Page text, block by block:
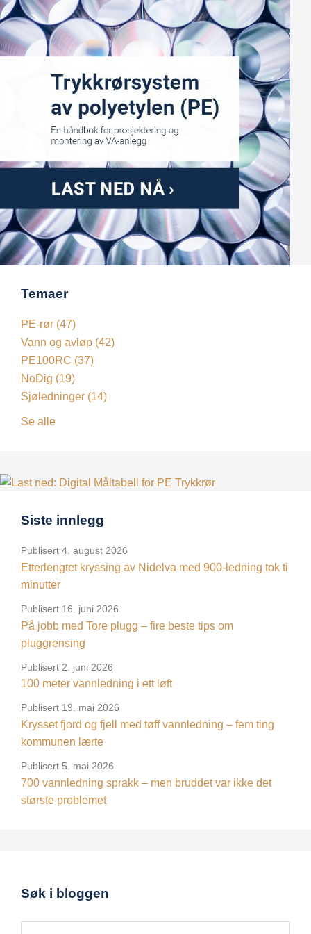
Temaer
PE-rør (47)
Vann og avløp (42)
PE100RC (37)
NoDig (19)
Sjøledninger (14)
Se alle
Siste innlegg
Etterlengtet kryssing av Nidelva med 900-ledning tok ti
minutter
Publisert 4. august 2026
På jobb med Tore plugg – fire beste tips om
pluggrensing
Publisert 16. juni 2026
100 meter vannledning i ett løft
Publisert 2. juni 2026
Krysset fjord og fjell med tøff vannledning – fem ting
kommunen lærte
Publisert 19. mai 2026
700 vannledning sprakk – men bruddet var ikke det
største problemet
Publisert 5. mai 2026
Søk i bloggen